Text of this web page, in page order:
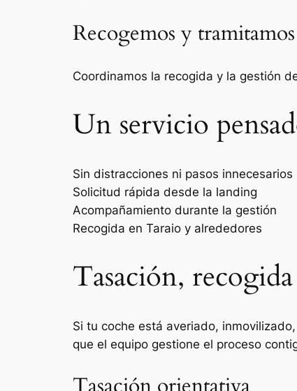
Recogemos y tramitamos
Coordinamos la recogida y la gestión
Un servicio
Sin distracciones ni pasos innecesarios
Solicitud rápida desde la landing
Acompañamiento durante la gestión
Recogida en Taraio y alrededores
Tasación,
Si tu coche está averiado,
que el equipo gestione el proceso